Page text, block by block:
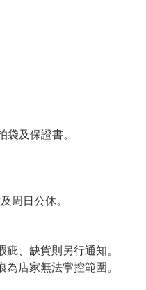
及保證書。
周日公休。
、缺貨則另行通知。
店家無法掌控範圍。